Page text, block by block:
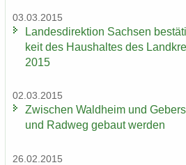
03.03.2015
Lan­des­di­rek­ti­on Sach­sen
keit des Haus­hal­tes des
2015
02.03.2015
Zwi­schen Wald­heim und
und Rad­weg ge­baut wer­den
26.02.2015